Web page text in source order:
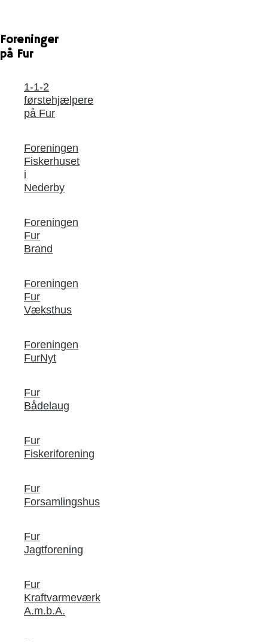
Foreninger
på Fur
1-1-2
førstehjælpere
på Fur
Foreningen
Fiskerhuset
i
Nederby
Foreningen
Fur
Brand
Foreningen
Fur
Væksthus
Foreningen
FurNyt
Fur
Bådelaug
Fur
Fiskeriforening
Fur
Forsamlingshus
Fur
Jagtforening
Fur
Kraftvarmeværk
A.m.b.A.